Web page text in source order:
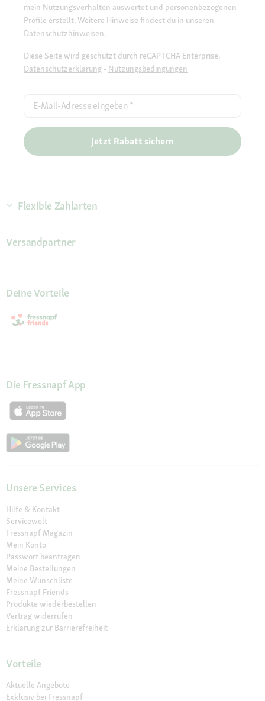
mein Nutzungsverhalten auswertet und personenbezogenen
Profile erstellt. Weitere Hinweise findest du in unseren
Datenschutzhinweisen.
Diese Seite wird geschützt durch reCAPTCHA Enterprise.
Datenschutzerklärung - Nutzungsbedingungen
E-Mail-Adresse eingeben *
Jetzt Rabatt sichern
Flexible Zahlarten
Versandpartner
Deine Vorteile
Die Fressnapf App
Unsere Services
Hilfe & Kontakt
Servicewelt
Fressnapf Magazin
Mein Konto
Passwort beantragen
Meine Bestellungen
Meine Wunschliste
Fressnapf Friends
Produkte wiederbestellen
Vertrag widerrufen
Erklärung zur Barrierefreiheit
Vorteile
Aktuelle Angebote
Exklusiv bei Fressnapf